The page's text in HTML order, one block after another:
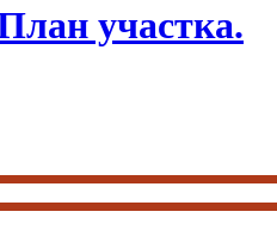
участка.